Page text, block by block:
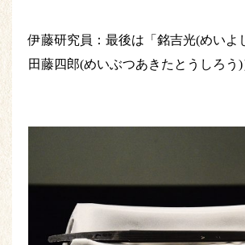
伊藤研究員：最後は「銘吉光(めいよ
田藤四郎(めいぶつあきたとうしろう)